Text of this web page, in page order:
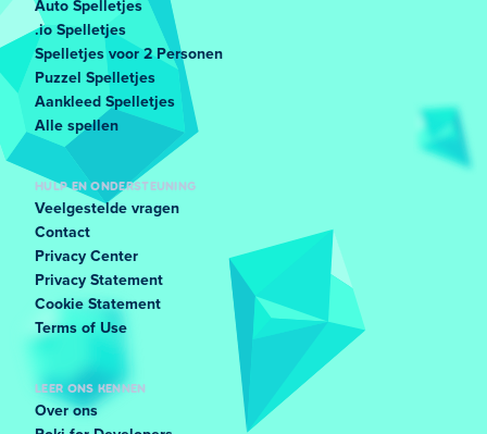
Auto Spelletjes
.io Spelletjes
Spelletjes voor 2 Personen
Puzzel Spelletjes
Aankleed Spelletjes
Alle spellen
HULP EN ONDERSTEUNING
Veelgestelde vragen
Contact
Privacy Center
Privacy Statement
Cookie Statement
Terms of Use
LEER ONS KENNEN
Over ons